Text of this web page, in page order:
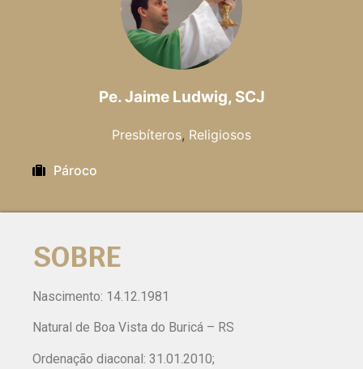
Pe. Jaime Ludwig, SCJ
Presbíteros, Religiosos
Pároco
SOBRE
Nascimento: 14.12.1981
Natural de Boa Vista do Buricá – RS
Ordenação diaconal: 31.01.2010;